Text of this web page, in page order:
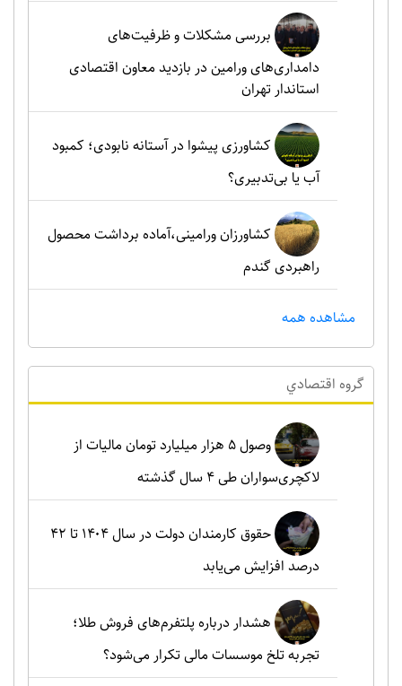
بررسی مشکلات و ظرفیت‌های
دامداری‌های ورامین در بازدید معاون اقتصادی
استاندار تهران
کشاورزی پیشوا در آستانه نابودی؛ کمبود
آب یا بی‌تدبیری؟
کشاورزان ورامینی،آماده برداشت محصول
راهبردی گندم
مشاهده همه
گروه اقتصادي
وصول ۵ هزار میلیارد تومان مالیات از
لاکچری‌سواران طی ۴ سال گذشته
حقوق کارمندان دولت در سال ۱۴۰۴ تا ۴۲
درصد افزایش می‌یابد
هشدار درباره پلتفرم‌های فروش طلا؛
تجربه تلخ موسسات مالی تکرار می‌شود؟